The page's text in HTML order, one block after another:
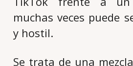
muchas veces puede
y hostil.
Se trata de una